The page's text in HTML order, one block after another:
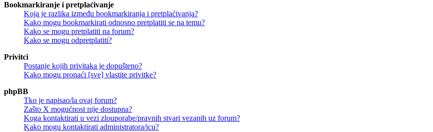
Bookmarkiranje i pretplaćivanje
Koja je razlika između bookmarkiranja i pretplaćivanja?
Kako mogu bookmarkirati odnosno pretplatiti se na temu?
Kako se mogu pretplatiti na forum?
Kako se mogu odpretplatiti?
Privitci
Postanje kojih privitaka je dopušteno?
Kako mogu pronaći [sve] vlastite privitke?
phpBB
Tko je napisao/la ovaj forum?
Zašto X mogućnost nije dostupna?
Koga kontaktirati u vezi zlouporabe/pravnih stvari vezanih uz forum?
Kako mogu kontaktirati administratora/icu?